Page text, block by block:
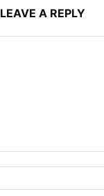
LEAVE A REPLY